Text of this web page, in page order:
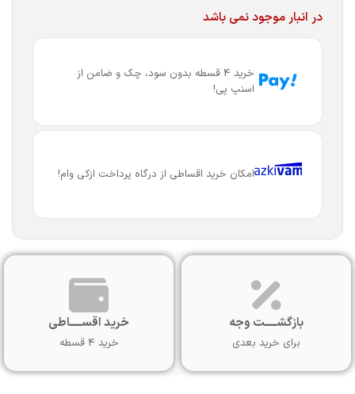
در انبار موجود نمی باشد
خرید 4 قسطه بدون سود، چک و ضامن از
اسنپ پی!
امکان خرید اقساطی از درگاه پرداخت ازکی وام!
بازگشـــــت وجه
برای خرید بعدی
خرید اقســـــاطی
خرید 4 قسطه